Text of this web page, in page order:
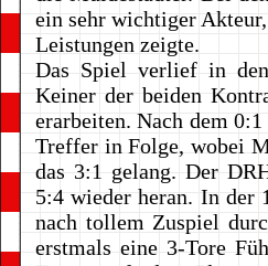
ein sehr wichtiger
Leistungen zeigte.
Das Spiel verlief in
Keiner der beiden
erarbeiten. Nach dem
Treffer in Folge, wobei
das 3:1 gelang. Der
5:4 wieder heran. In der
nach tollem Zuspiel
erstmals eine 3-Tore